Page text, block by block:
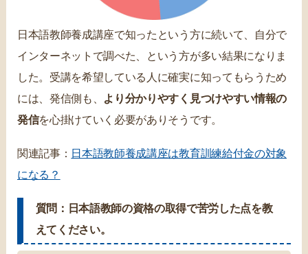
日本語教師養成講座で知ったという方に続いて、自分で
インターネットで調べた、という方が多い結果になりま
した。受講を希望している人に確実に知ってもらうため
には、発信側も、 より分かりやすく見つけやすい情報の
発信を心掛けていく必要がありそうです。
関連記事： 日本語教師養成講座は教育訓練給付金の対象
になる？
質問：日本語教師の資格の取得で苦労した点を教
えてください。